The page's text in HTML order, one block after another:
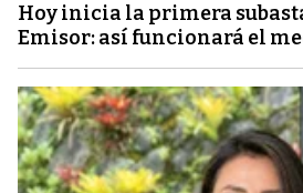
Hoy inicia la primera
Emisor: así funcionará el